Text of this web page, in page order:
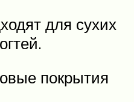
для сухих
покрытия